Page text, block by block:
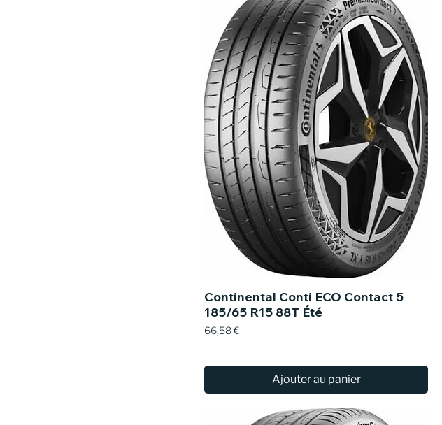
Continental Conti ECO Contact 5
185/65 R15 88T Été
Prix
66,58 €
Ajouter au panier